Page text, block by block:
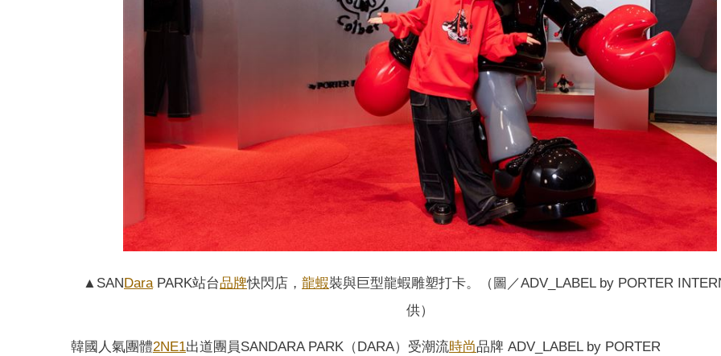
▲SANDara PARK站台品牌快閃店， 龍蝦裝與巨型龍蝦雕塑打卡。（圖／ADV_LABEL by PORTER
供）
韓國人氣團體2NE1出道團員SANDARA PARK（DARA）受潮流時尚品牌 ADV_LABEL by PORTER